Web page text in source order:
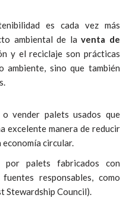
es cada vez más
ambiental de laventa de
y el reciclaje son prácticas
ambiente, sino que también
vender palets usados que
excelente manera de reducir
circular.
palets fabricados con
responsables, como
Stewardship Council).